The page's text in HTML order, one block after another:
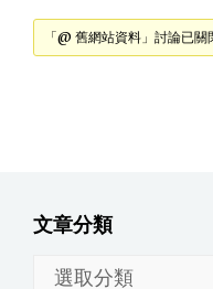
「@ 舊網站資料」討論已關
文章分類